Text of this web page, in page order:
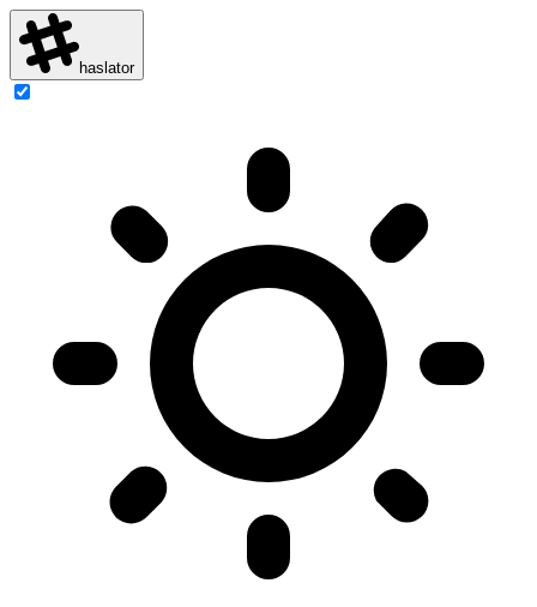
haslator